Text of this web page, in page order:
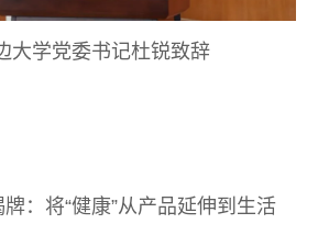
大学党委书记杜锐致辞
：将“健康”从产品延伸到生活